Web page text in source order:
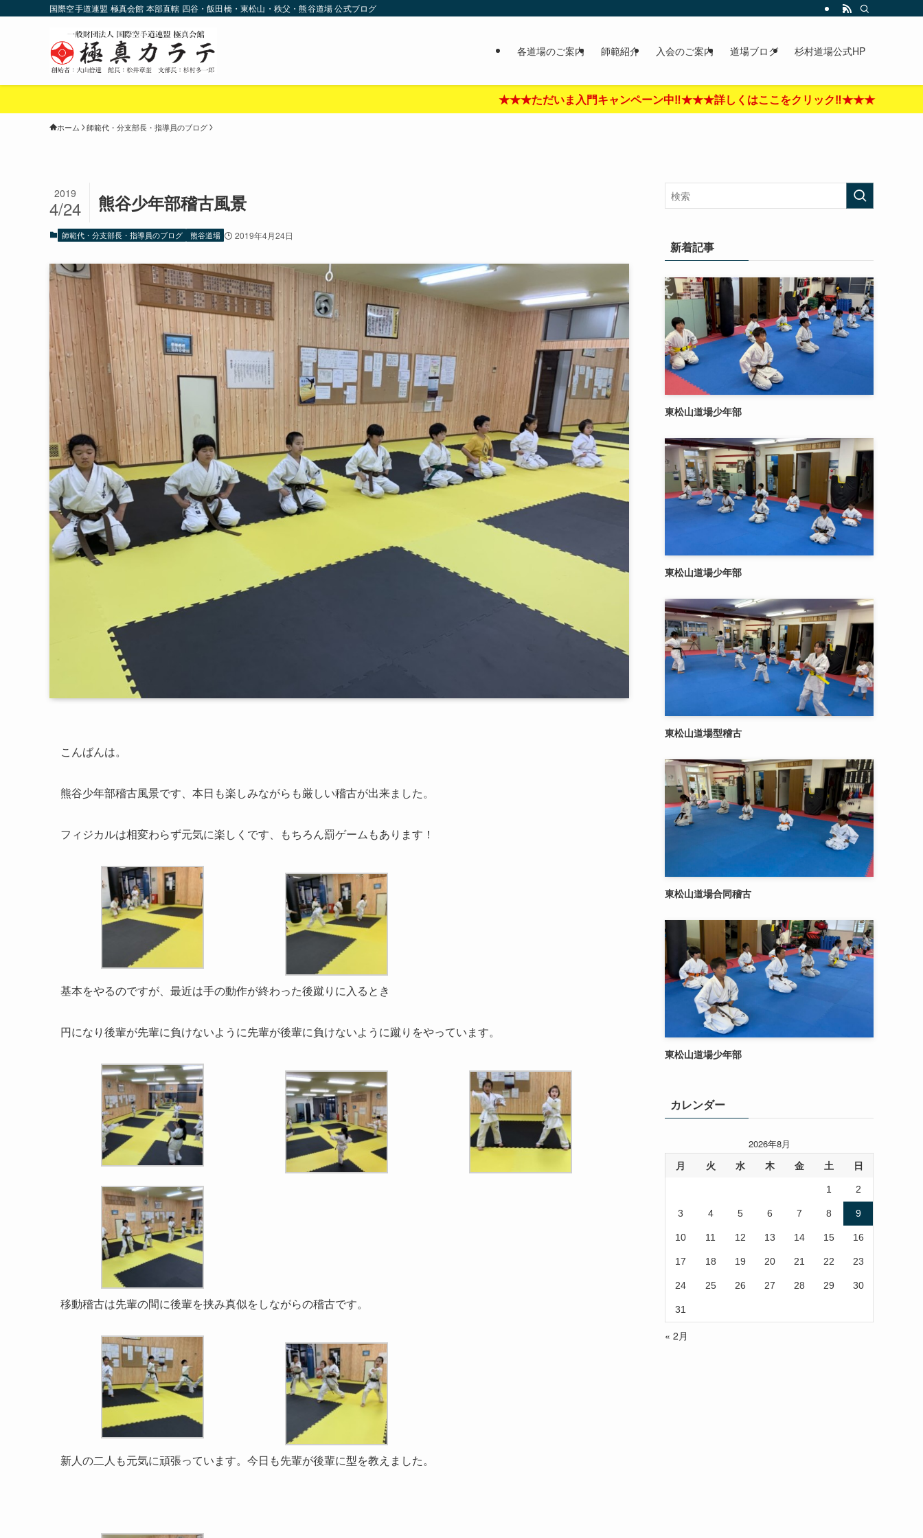
国際空手道連盟 極真会館 本部直轄 四谷・飯田橋・東松山・秩父・熊谷道場 公式ブログ
各道場のご案内 師範紹介 入会のご案内 道場ブログ 杉村道場公式HP
★★★ただいま入門キャンペーン中‼︎★★★詳しくはここをクリック‼︎★★★
ホーム 師範代・分支部長・指導員のブログ
熊谷少年部稽古風景
2019
4/24
師範代・分支部長・指導員のブログ 熊谷道場 2019年4月24日
こんばんは。
熊谷少年部稽古風景です、本日も楽しみながらも厳しい稽古が出来ました。
フィジカルは相変わらず元気に楽しくです、もちろん罰ゲームもあります！
基本をやるのですが、最近は手の動作が終わった後蹴りに入るとき
円になり後輩が先輩に負けないように先輩が後輩に負けないように蹴りをやっています。
移動稽古は先輩の間に後輩を挟み真似をしながらの稽古です。
新人の二人も元気に頑張っています。今日も先輩が後輩に型を教えました。
新着記事
東松山道場少年部
東松山道場少年部
東松山道場型稽古
東松山道場合同稽古
東松山道場少年部
カレンダー
2026年8月
月 火 水 木 金 土 日
1 2
3 4 5 6 7 8 9
10 11 12 13 14 15 16
17 18 19 20 21 22 23
24 25 26 27 28 29 30
31
« 2月